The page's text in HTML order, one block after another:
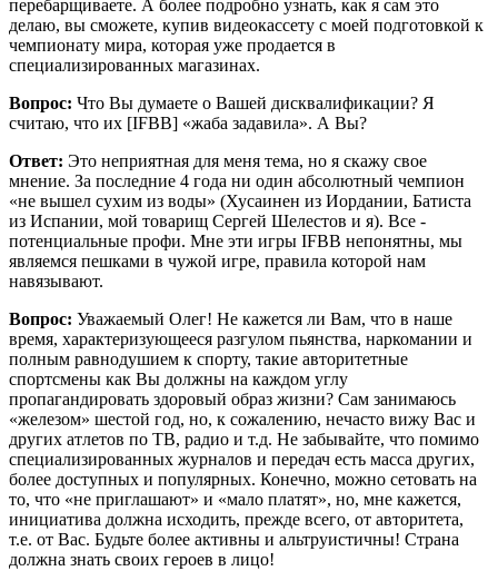
перебарщиваете. А более подробно узнать, как я сам это
делаю, вы сможете, купив видеокассету с моей подготовкой к
чемпионату мира, которая уже продается в
специализированных магазинах.
Вопрос: Что Вы думаете о Вашей дисквалификации? Я
считаю, что их [IFBB] «жаба задавила». А Вы?
Ответ: Это неприятная для меня тема, но я скажу свое
мнение. За последние 4 года ни один абсолютный чемпион
«не вышел сухим из воды» (Хусаинен из Иордании, Батиста
из Испании, мой товарищ Сергей Шелестов и я). Все -
потенциальные профи. Мне эти игры IFBB непонятны, мы
являемся пешками в чужой игре, правила которой нам
навязывают.
Вопрос: Уважаемый Олег! Не кажется ли Вам, что в наше
время, характеризующееся разгулом пьянства, наркомании и
полным равнодушием к спорту, такие авторитетные
спортсмены как Вы должны на каждом углу
пропагандировать здоровый образ жизни? Сам занимаюсь
«железом» шестой год, но, к сожалению, нечасто вижу Вас и
других атлетов по ТВ, радио и т.д. Не забывайте, что помимо
специализированных журналов и передач есть масса других,
более доступных и популярных. Конечно, можно сетовать на
то, что «не приглашают» и «мало платят», но, мне кажется,
инициатива должна исходить, прежде всего, от авторитета,
т.е. от Вас. Будьте более активны и альтруистичны! Страна
должна знать своих героев в лицо!